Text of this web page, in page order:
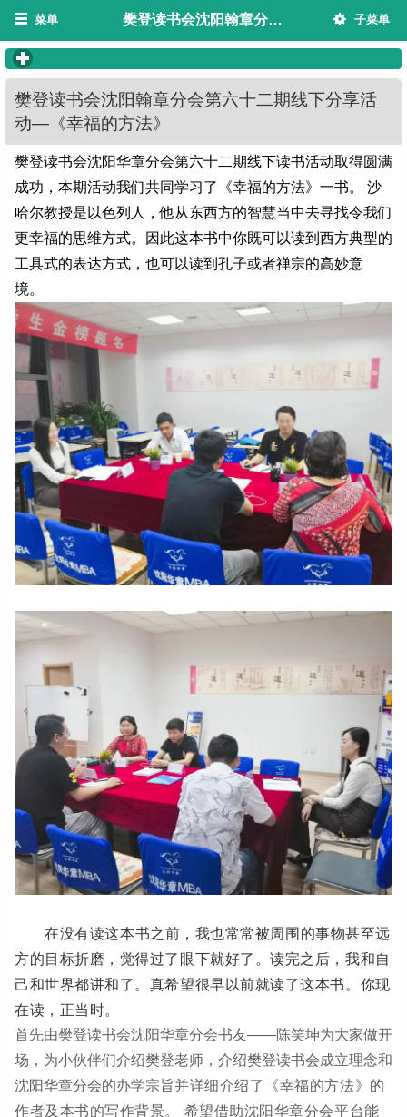
樊登读书会沈阳翰章分会第六十二期线下分享活动—《幸福的方法》
菜单 子菜单
click to expand contents
樊登读书会沈阳翰章分会第六十二期线下分享活
动—《幸福的方法》
樊登读书会沈阳华章分会第六十二期线下读书活动取得圆满
成功，本期活动我们共同学习了《幸福的方法》一书。
沙
哈尔教授是以色列人，他从东西方的智慧当中去寻找令我们
更幸福的思维方式。因此这本书中你既可以读到西方典型的
工具式的表达方式，也可以读到孔子或者禅宗的高妙意
境。
在没有读这本书之前，我也常常被周围的事物甚至远
方的目标折磨，觉得过了眼下就好了。读完之后，我和自
己和世界都讲和了。真希望很早以前就读了这本书。你现
在读，正当时。‍‍
首先由樊登读书会沈阳华章分会书友——陈笑坤为大家做开
场 ，为小伙伴们介绍樊登老师，介绍樊登读书会成立理念和
沈阳华章分会的办学宗旨并详细介绍了《幸福的方法》的
作者及本书的写作背景。
希望借助沈阳华章分会平台能